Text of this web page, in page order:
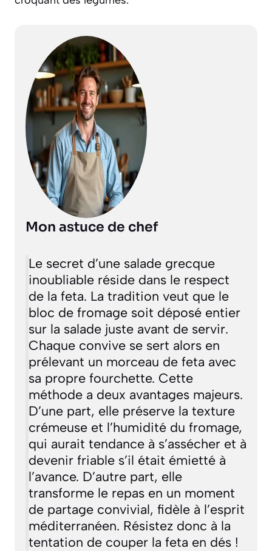
Mon astuce de chef
Le secret d’une salade grecque
inoubliable réside dans le respect
de la feta. La tradition veut que le
bloc de fromage soit déposé entier
sur la salade juste avant de servir.
Chaque convive se sert alors en
prélevant un morceau de feta avec
sa propre fourchette. Cette
méthode a deux avantages majeurs.
D’une part, elle préserve la texture
crémeuse et l’humidité du fromage,
qui aurait tendance à s’assécher et à
devenir friable s’il était émietté à
l’avance. D’autre part, elle
transforme le repas en un moment
de partage convivial, fidèle à l’esprit
méditerranéen. Résistez donc à la
tentation de couper la feta en dés !